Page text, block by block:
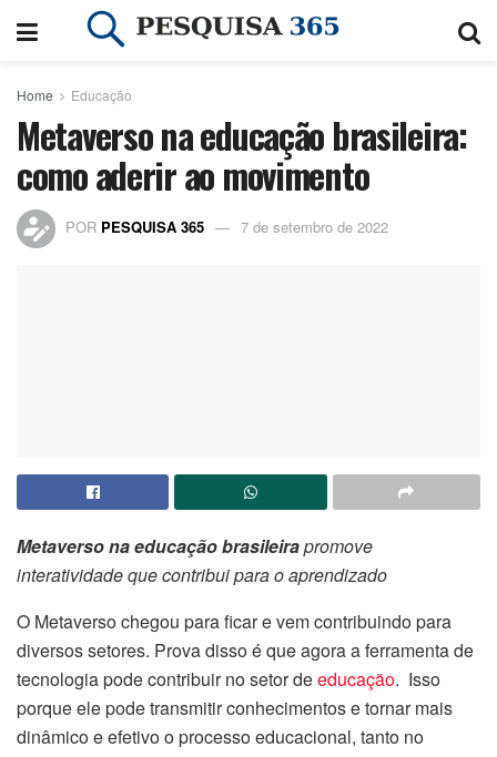
Home Educação
Metaverso na educação brasileira:
como aderir ao movimento
POR PESQUISA 365 7 de setembro de 2022
Metaverso na educação brasileirapromove
interatividade que contribui para o aprendizado
O Metaverso chegou para ficar e vem contribuindo para
diversos setores. Prova disso é que agora a ferramenta de
tecnologia pode contribuir no setor deeducação. Isso
porque ele pode transmitir conhecimentos e tornar mais
dinâmico e efetivo o processo educacional, tanto no